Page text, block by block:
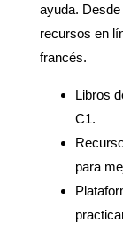
ayuda.
recursos en
francés.
Libros
C1.
para